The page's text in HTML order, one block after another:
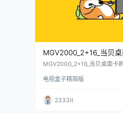
MGV2000_2+16_当贝
包-内有教程(亲测)
MGV2000_2+16_当贝桌面卡
电视盒子精简版
2333it